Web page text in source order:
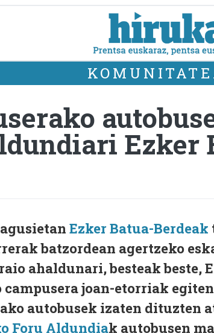
Ezker
Ezker Batua-Berdeak
batzordean agertzeko
ahaldunari, besteak beste,
campusera joan-etorriak
autobusek izaten dituzten
Foru Aldundiak autobusen